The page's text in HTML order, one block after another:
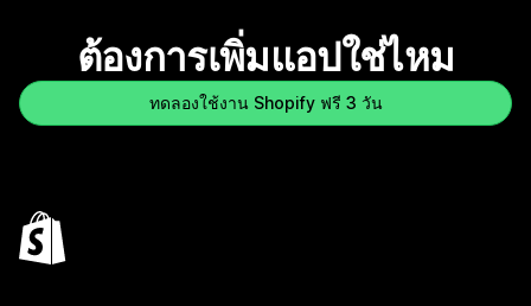
ต้องการเพิ่มแอปใช่ไหม
ทดลองใช้งาน Shopify ฟรี 3 วัน